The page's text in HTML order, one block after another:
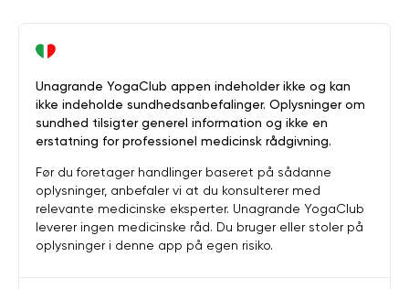
Unagrande YogaClub appen indeholder ikke og kan
ikke indeholde sundhedsanbefalinger. Oplysninger om
sundhed tilsigter generel information og ikke en
erstatning for professionel medicinsk rådgivning.
Før du foretager handlinger baseret på sådanne
oplysninger, anbefaler vi at du konsulterer med
relevante medicinske eksperter. Unagrande YogaClub
leverer ingen medicinske råd. Du bruger eller stoler på
oplysninger i denne app på egen risiko.